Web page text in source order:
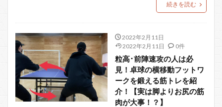
続きを読む
2022年2月11日
2022年2月11日
0件
粒高･前陣速攻の人は必
見！卓球の横移動フットワ
ークを鍛える筋トレを紹
介！【実は脚よりお尻の筋
肉が大事！？】